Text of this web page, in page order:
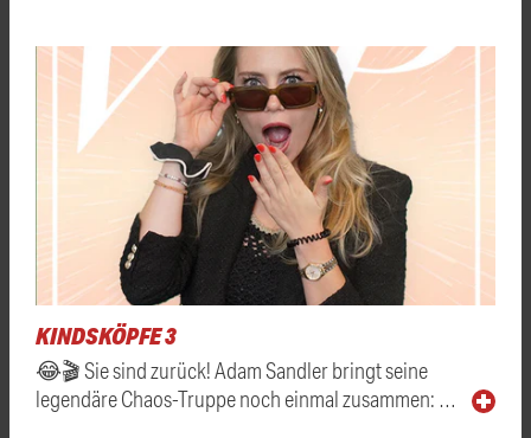
KINDSKÖPFE 3
😂🎬 Sie sind zurück! Adam Sandler bringt seine
legendäre Chaos-Truppe noch einmal zusammen: …